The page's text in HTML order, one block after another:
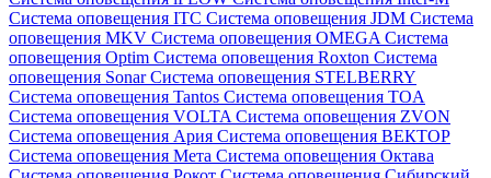
Система оповещения ITC Система оповещения JDM Система
оповещения MKV Система оповещения OMEGA Система
оповещения Optim Система оповещения Roxton Система
оповещения SonarСистема оповещения STELBERRY
Система оповещения Tantos Система оповещения TOA
Система оповещения VOLTA Система оповещения ZVON
Система оповещения Ария Система оповещения ВЕКТОР
Система оповещения Мета Система оповещения Октава